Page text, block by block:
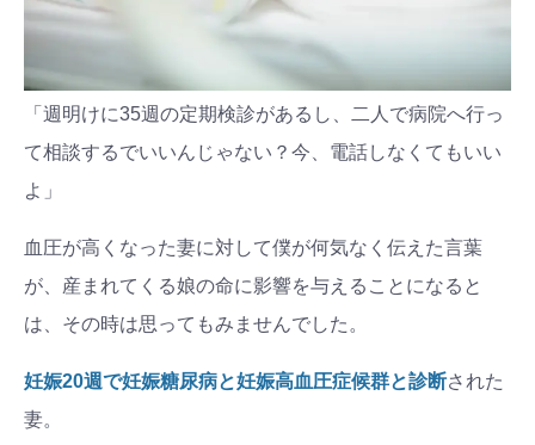
「週明けに35週の定期検診があるし、二人で病院へ行っ
て相談するでいいんじゃない？今、電話しなくてもいい
よ」
血圧が高くなった妻に対して僕が何気なく伝えた言葉
が、産まれてくる娘の命に影響を与えることになると
は、その時は思ってもみませんでした。
妊娠20週で妊娠糖尿病と妊娠高血圧症候群と診断された
妻。